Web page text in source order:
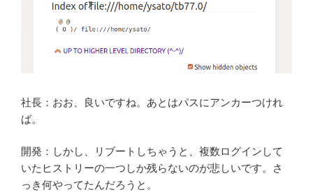
社長：おお、良いですね。あとはパスにアンカーつけれ
ば。
開発：しかし、リブートしちゃうと、複数ログインして
いたヒストリーの一つしか残らないのが悲しいです。さ
っき何やってたんだろうと。